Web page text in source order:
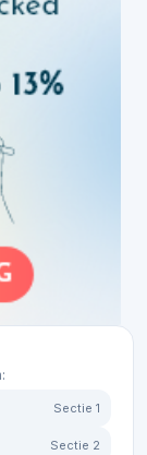
Sectie 1
Sectie 2